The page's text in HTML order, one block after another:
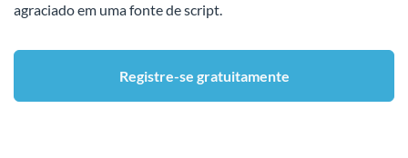
agraciado em uma fonte de script.
Registre-se gratuitamente